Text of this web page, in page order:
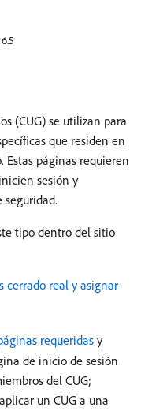
(CUG) se utilizan para
que residen en
páginas requieren
sesión y
tipo dentro del sitio
cerrado real y asignar
requeridas y
de inicio de sesión
del CUG;
un CUG a una